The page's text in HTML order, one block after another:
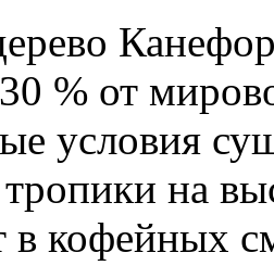
% от
условия
на
в кофейных